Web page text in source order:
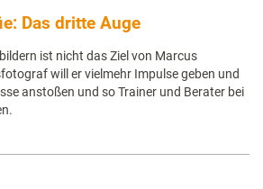
Das dritte Auge
ist nicht das Ziel von Marcus
will er vielmehr Impulse geben und
anstoßen und so Trainer und Berater bei